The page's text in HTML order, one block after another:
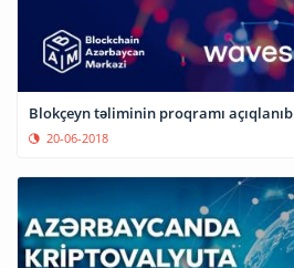
Blokçeyn təliminin proqramı açıqlanıb
20-06-2018